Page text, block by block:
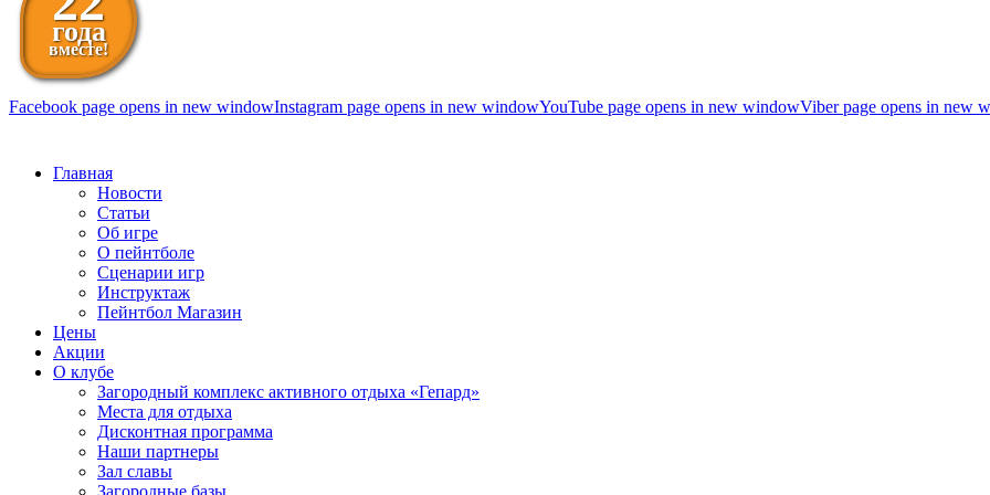
года
вместе!
Facebook page opens in new windowInstagram page opens in new windowYouTube page opens in new windowViber page opens in new
Главная
Новости
Статьи
Об игре
О пейнтболе
Сценарии игр
Инструктаж
Пейнтбол Магазин
Цены
Акции
О клубе
Загородный комплекс активного отдыха «Гепард»
Места для отдыха
Дисконтная программа
Наши партнеры
Зал славы
Загородные базы